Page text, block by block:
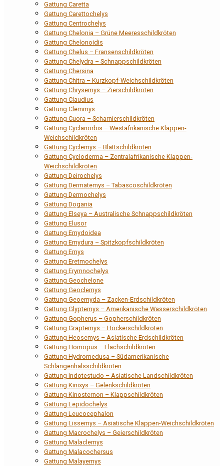
Gattung Caretta
Gattung Carettochelys
Gattung Centrochelys
Gattung Chelonia – Grüne Meeresschildkröten
Gattung Chelonoidis
Gattung Chelus – Fransenschildkröten
Gattung Chelydra – Schnappschildkröten
Gattung Chersina
Gattung Chitra – Kurzkopf-Weichschildkröten
Gattung Chrysemys – Zierschildkröten
Gattung Claudius
Gattung Clemmys
Gattung Cuora – Scharnierschildkröten
Gattung Cyclanorbis – Westafrikanische Klappen-
Weichschildkröten
Gattung Cyclemys – Blattschildkröten
Gattung Cycloderma – Zentralafrikanische Klappen-
Weichschildkröten
Gattung Deirochelys
Gattung Dermatemys – Tabascoschildkröten
Gattung Dermochelys
Gattung Dogania
Gattung Elseya – Australische Schnappschildkröten
Gattung Elusor
Gattung Emydoidea
Gattung Emydura – Spitzkopfschildkröten
Gattung Emys
Gattung Eretmochelys
Gattung Erymnochelys
Gattung Geochelone
Gattung Geoclemys
Gattung Geoemyda – Zacken-Erdschildkröten
Gattung Glyptemys – Amerikanische Wasserschildkröten
Gattung Gopherus – Gopherschildkröten
Gattung Graptemys – Höckerschildkröten
Gattung Heosemys – Asiatische Erdschildkröten
Gattung Homopus – Flachschildkröten
Gattung Hydromedusa – Südamerikanische
Schlangenhalsschildkröten
Gattung Indotestudo – Asiatische Landschildkröten
Gattung Kinixys – Gelenkschildkröten
Gattung Kinosternon – Klappschildkröten
Gattung Lepidochelys
Gattung Leucocephalon
Gattung Lissemys – Asiatische Klappen-Weichschildkröten
Gattung Macrochelys – Geierschildkröten
Gattung Malaclemys
Gattung Malacochersus
Gattung Malayemys